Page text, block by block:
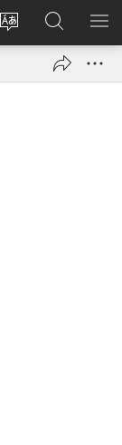
ModificareCerca
in
JW.ORG